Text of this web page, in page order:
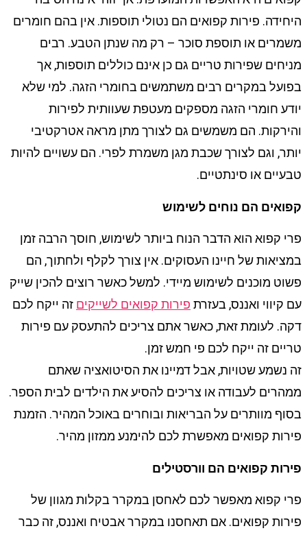
היחידה. פירות קפואים הם נטולי תוספות. אין בהם חומרים
משמרים או תוספת סוכר – רק מה שנתן הטבע. רבים
מניחים שפירות טריים גם כן אינם כוללים תוספות, אך
בפועל במקרים רבים משתמשים בחומרי הזגה. למי שלא
יודע חומרי הזגה מספקים מעטפת שעוותית לפירות
והירקות. הם משמשים גם לצורך מתן מראה אטרקטיבי
יותר, וגם לצורך שכבת מגן משמרת לפרי. הם עשויים להיות
טבעיים או סינתטיים.
קפואים הם נוחים לשימוש
פרי קפוא הוא הדבר הנוח ביותר לשימוש, חוסך הרבה זמן
במציאות של חיינו העסוקים. אין צורך לקלף ולחתוך, הם
פשוט מוכנים לשימוש מיידי. למשל כאשר רוצים להכין שייק
עם קיווי ואננס, בעזרתפירות קפואים לשייקיםזה ייקח לכם
דקה. לעומת זאת, כאשר אתם צריכים להתעסק עם פירות
טריים זה ייקח לכם פי חמש זמן.
זה נשמע שטויות, אבל דמיינו את הסיטואציה שאתם
ממהרים לעבודה או צריכים להסיע את הילדים לבית הספר.
בסוף מוותרים על הבריאות ובוחרים באוכל המהיר. הזמנת
פירות קפואים מאפשרת לכם להימנע ממזון מהיר.
פירות קפואים הם וורסטילים
פרי קפוא מאפשר לכם לאחסן במקרר בקלות מגוון של
פירות קפואים. אם תאחסנו במקרר אבטיח ואננס, זה כבר